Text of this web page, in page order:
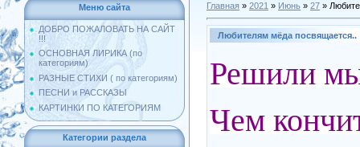
Меню сайта
ДОБРО ПОЖАЛОВАТЬ НА САЙТ
!!!
ОСНОВНАЯ ЛИРИКА (по
категориям)
РАЗНЫЕ СТИХИ ( по категориям)
ПЕСНИ и РАССКАЗЫ
КАРТИНКИ ПО КАТЕГОРИЯМ
Категории раздела
Главная » 2021 » Июнь » 27 »
Любителям мёда посвящается..
Решили мы
Чем